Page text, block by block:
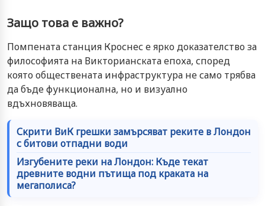
Защо това е важно?
Помпената станция Кроснес е ярко доказателство за
философията на Викторианската епоха, според
която обществената инфраструктура не само трябва
да бъде функционална, но и визуално
вдъхновяваща.
Скрити ВиК грешки замърсяват реките в Лондон
с битови отпадни води
Изгубените реки на Лондон: Къде текат
древните водни пътища под краката на
мегаполиса?